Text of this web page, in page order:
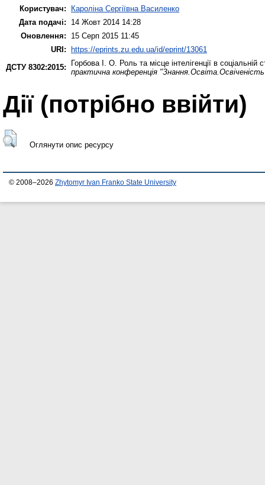
Користувач:
Кароліна Сергіївна Василенко
Дата подачі:
14 Жовт 2014 14:28
Оновлення:
15 Серп 2015 11:45
URI: https://eprints.zu.edu.ua/id/eprint/13061
ДСТУ 8302:2015:
Горбова І. О. Роль та місце інтелігенції в
практична конференція
Дії ​​(потрібно ввійти)
Оглянути опис ресурсу
© 2008–2026 Zhytomyr Ivan Franko State University